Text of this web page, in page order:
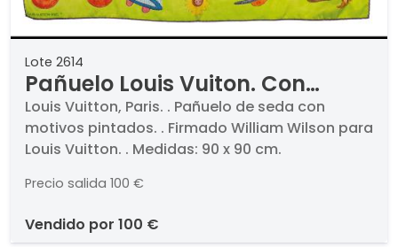
Lote 2614
Pañuelo Louis Vuiton. Con
estuche.
Louis Vuitton, Paris. . Pañuelo de seda con
motivos pintados. . Firmado William Wilson para
Louis Vuitton. . Medidas: 90 x 90 cm.
Precio salida 100 €
vendido por 100 €